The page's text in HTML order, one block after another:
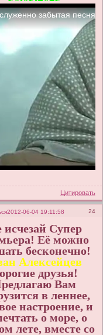
Цитировать
24
2012-06-04 19:11:58
исчезай Супер
Еë можно
бесконечно!
Алексейцев
друзья!
Вам
в леннее,
настроение, и
о море, о
лете, вместе со